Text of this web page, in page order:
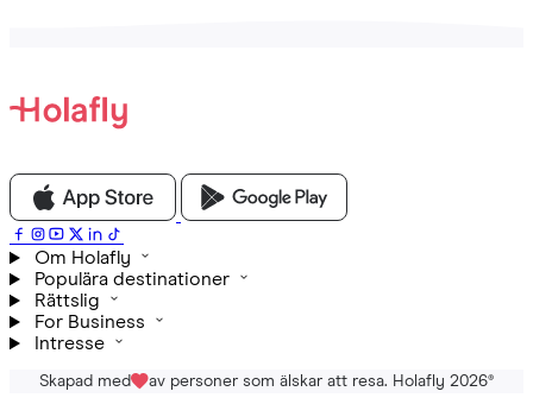
Om Holafly
Populära destinationer
Rättslig
For Business
Intresse
Skapad med av personer som älskar att resa. Holafly 2026®